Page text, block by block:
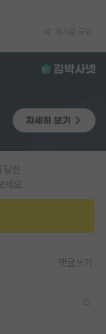
달린
세요
댓글쓰기